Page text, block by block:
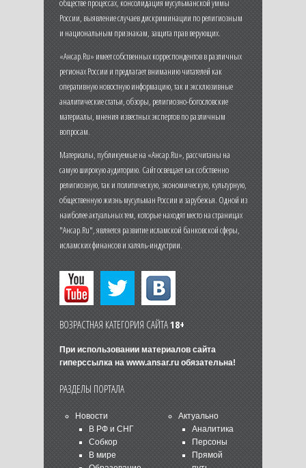
обществе процессах, консолидация мусульманской уммы
России, выявление случаев дискриминации по религиозным
и национальным признакам, защита прав верующих.
«Ансар.Ru» имеет собственных корреспондентов в различных
регионах России и предлагает вниманию читателей как
оперативную новостную информацию, так и эксклюзивные
аналитические статьи, обзоры, религиозно-богословские
материалы, мнения известных экспертов по различным
вопросам.
Материалы, публикуемые на «Ансар.Ru», рассчитаны на
самую широкую аудиторию. Сайт освещает как собственно
религиозную, так и политическую, экономическую, культурную,
общественную жизнь мусульман России и зарубежья. Одной из
наиболее актуальных тем, которые находят место на страницах
"Ансар.Ru", является развитие исламской банковской сферы,
исламских финансов и халяль-индустрии.
ВОЗРАСТНАЯ КАТЕГОРИЯ САЙТА18+
При использовании материалов сайта
гиперссылка на www.ansar.ruобязательна!
РАЗДЕЛЫ ПОРТАЛА
Новости
В РФ и СНГ
Собкор
В мире
Актуально
Аналитика
Персоны
Прямой